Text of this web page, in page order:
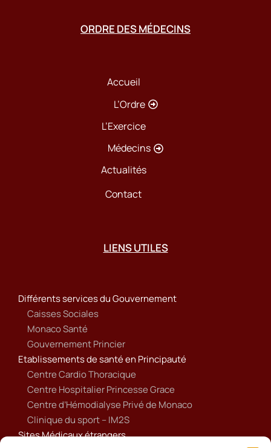
ORDRE DES MÉDECINS
Accueil
L’Ordre
L’Exercice
Médecins
Actualités
Contact
LIENS UTILES
Différents services du Gouvernement
Caisses Sociales
Monaco Santé
Gouvernement Princier
Etablissements de santé en Principauté
Centre Cardio Thoracique
Centre Hospitalier Princesse Grace
Centre d’Hémodialyse Privé de Monaco
Clinique du sport – IM2S
Sites Médicaux étrangers